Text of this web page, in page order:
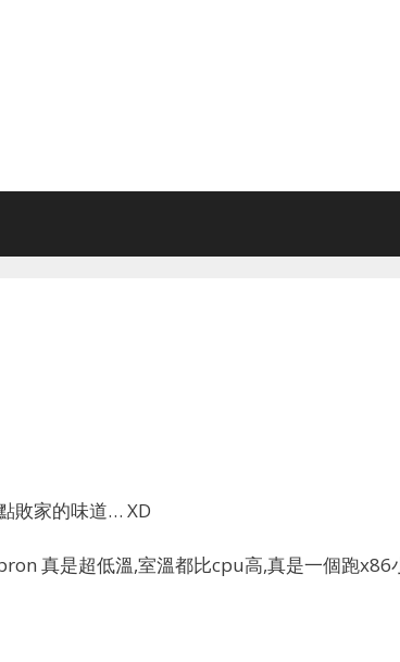
敗家的味道… XD
真是超低溫,室溫都比cpu高,真是一個跑